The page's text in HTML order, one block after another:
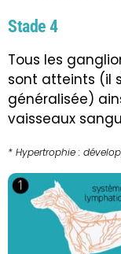
Stade 4
Tous les
sont atteints (il
généralisée)
vaisseaux
* Hypertrophie :